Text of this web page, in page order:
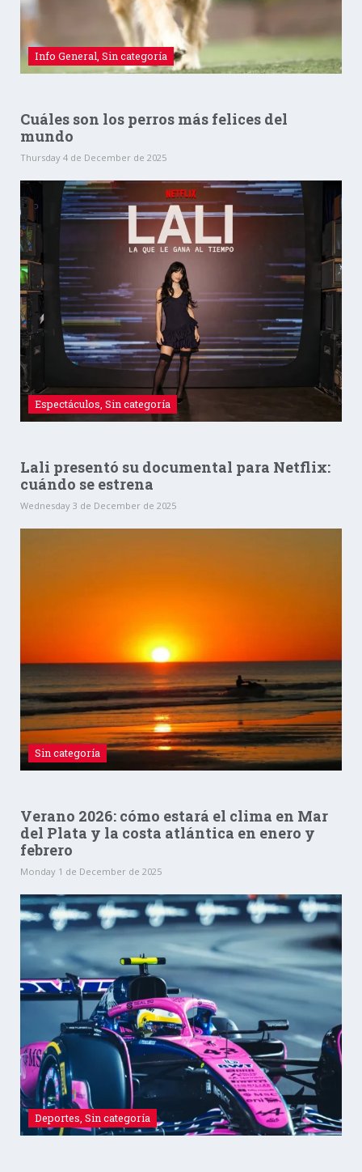
Info General Sin categoría
Cuáles son los perros más felices del
mundo
Thursday 4 de December de 2025
Espectáculos Sin categoría
Lali presentó su documental para Netflix:
cuándo se estrena
Wednesday 3 de December de 2025
Sin categoría
Verano 2026: cómo estará el clima en Mar
del Plata y la costa atlántica en enero y
febrero
Monday 1 de December de 2025
Deportes Sin categoría